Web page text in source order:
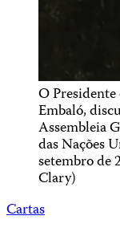
O
Embaló,
Assembleia
das Nações
setembro de
Clary)
Cartas